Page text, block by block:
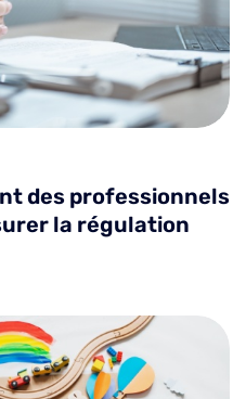
des professionnels
la régulation